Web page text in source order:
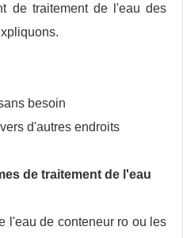
de traitement de l'eau des
besoin
d'autres endroits
de traitement de l'eau
l'eau de conteneur ro ou les